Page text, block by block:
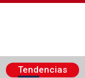
Tendencias